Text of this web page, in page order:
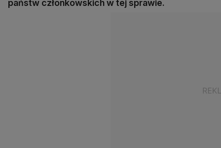
państw członkowskich w tej sprawie.